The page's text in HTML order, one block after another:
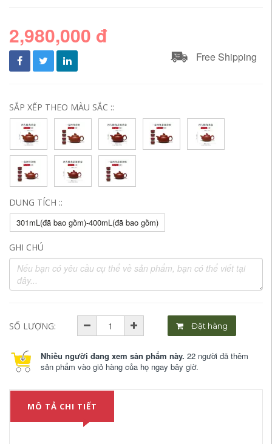
2,980,000 đ
Free Shipping
SẮP XẾP THEO MÀU SẮC ::
DUNG TÍCH ::
301mL(đã bao gồm)-400mL(đã bao gồm)
GHI CHÚ
SỐ LƯỢNG: Đặt hàng
Nhiều người đang xem sản phẩm này. 22 người đã thêm
sản phẩm vào giỏ hàng của họ ngay bây giờ.
MÔ TẢ CHI TIẾT